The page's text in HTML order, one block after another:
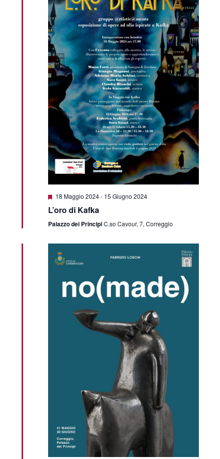
Featured
18 Maggio 2024- 15 Giugno 2024
L’oro di Kafka
Palazzo dei PrincipiC.so Cavour, 7, Correggio